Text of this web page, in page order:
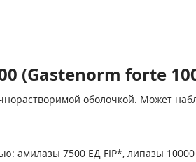
(Gastenorm forte
оболочкой. Может
амилазы 7500 ЕД FIP*, липазы 10000